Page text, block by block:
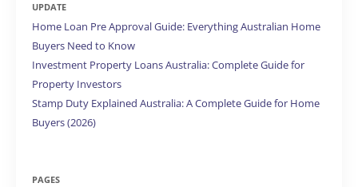
UPDATE
Home Loan Pre Approval Guide: Everything Australian Home
Buyers Need to Know
Investment Property Loans Australia: Complete Guide for
Property Investors
Stamp Duty Explained Australia: A Complete Guide for Home
Buyers (2026)
PAGES